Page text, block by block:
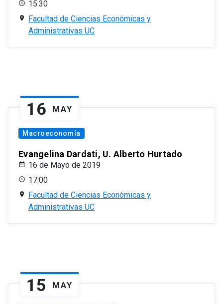
15:30
Facultad de Ciencias Económicas y
Administrativas UC
16 MAY
Macroeconomía
Evangelina Dardati, U. Alberto Hurtado
16 de Mayo de 2019
17:00
Facultad de Ciencias Económicas y
Administrativas UC
15 MAY